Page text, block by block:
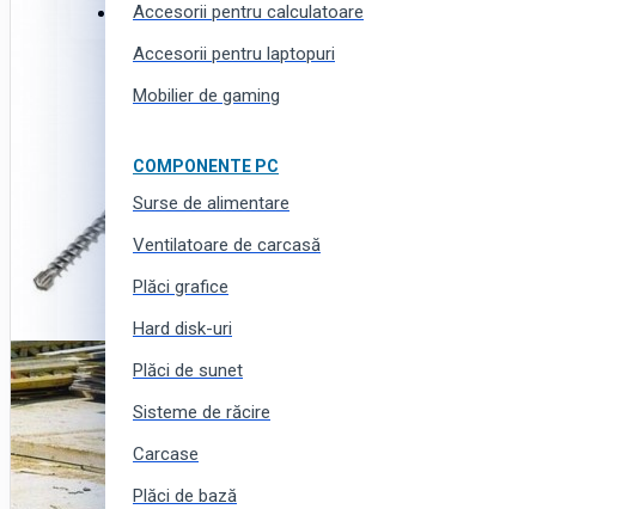
Haine, încălțăminte și accesorii
Accesorii pentru calculatoare
Accesorii pentru laptopuri
Mobilier de gaming
COMPONENTE PC
Surse de alimentare
Ventilatoare de carcasă
Plăci grafice
Hard disk-uri
Plăci de sunet
Sisteme de răcire
Carcase
Plăci de bază